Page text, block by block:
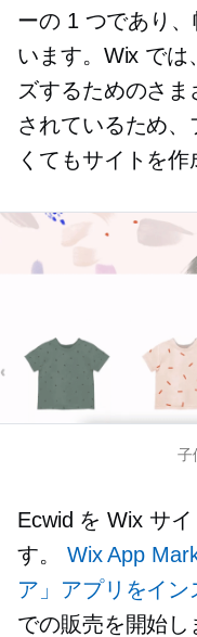
ーの 1 つであり
います。Wix では
ズするためのさ
されているため
くてもサイトを作
子
Ecwid を Wix サ
す。 Wix App
ア」アプリをイ
での販売を開始し